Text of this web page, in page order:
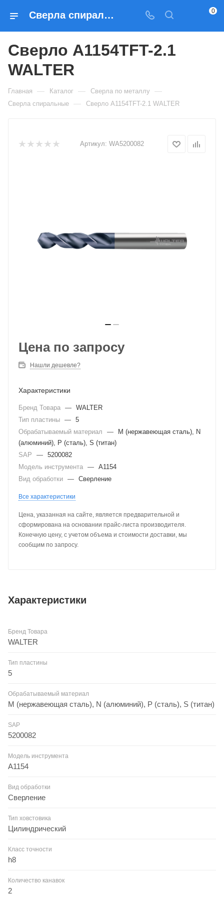
Сверла спиральные Сверло A1154TFT-2.1 WALTER — купить по выгодным ценам в Москве 0
Сверло A1154TFT-2.1
WALTER
Главная — Каталог — Сверла по металлу —
Сверла спиральные — Сверло A1154TFT-2.1 WALTER
Артикул: WA5200082
Цена по запросу
Нашли дешевле?
Характеристики
Бренд Товара — WALTER
Тип пластины — 5
Обрабатываемый материал
—
M (нержавеющая сталь), N
(алюминий), P (сталь), S (титан)
SAP
— 5200082
Модель инструмента — A1154
Вид обработки — Сверление
Все характеристики
Цена, указанная на сайте, является предварительной и
сформирована на основании прайс-листа производителя.
Конечную цену, с учетом объема и стоимости доставки, мы
сообщим по запросу.
Характеристики
Бренд Товара
WALTER
Тип пластины
5
Обрабатываемый материал
M (нержавеющая сталь), N (алюминий), P (сталь), S (титан)
SAP
5200082
Модель инструмента
A1154
Вид обработки
Сверление
Тип ховстовика
Цилиндрический
Класс точности
h8
Количество канавок
2